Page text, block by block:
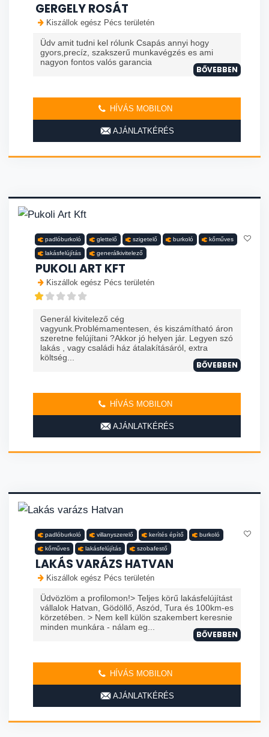
GERGELY ROSÁT
Kiszállok egész Pécs területén
Üdv amit tudni kel rólunk Csapás annyi hogy
gyors,precíz, szakszerű munkavégzés es ami
nagyon fontos valós garancia
BŐVEBBEN
HÍVÁS MOBILON
AJÁNLATKÉRÉS
padlóburkoló glettelő szigetelő burkoló kőműves
lakásfelújítás generálkivitelező
PUKOLI ART KFT
Kiszállok egész Pécs területén
Generál kivitelező cég
vagyunk.Problémamentesen, és kiszámítható áron
szeretne felújítani ?Akkor jó helyen jár. Legyen szó
lakás , vagy családi ház átalakításáról, extra
költség...
BŐVEBBEN
HÍVÁS MOBILON
AJÁNLATKÉRÉS
padlóburkoló villanyszerelő kerítés építő burkoló
kőműves lakásfelújítás szobafestő
LAKÁS VARÁZS HATVAN
Kiszállok egész Pécs területén
Üdvözlöm a profilomon!> Teljes körű lakásfelújítást
vállalok Hatvan, Gödöllő, Aszód, Tura és 100km-es
körzetében. > Nem kell külön szakembert keresnie
minden munkára - nálam eg...
BŐVEBBEN
HÍVÁS MOBILON
AJÁNLATKÉRÉS